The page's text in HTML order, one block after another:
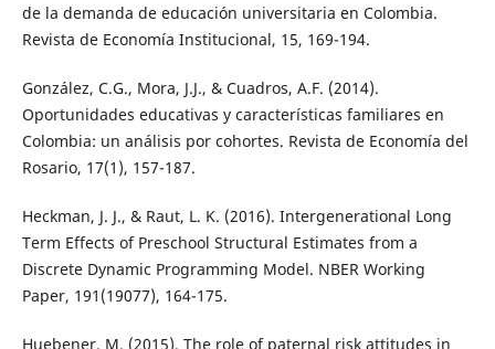
de la demanda de educación universitaria en Colombia.
Revista de Economía Institucional, 15, 169-194.
González, C.G., Mora, J.J., & Cuadros, A.F. (2014).
Oportunidades educativas y características familiares en
Colombia: un análisis por cohortes. Revista de Economía del
Rosario, 17(1), 157-187.
Heckman, J. J., & Raut, L. K. (2016). Intergenerational Long
Term Effects of Preschool Structural Estimates from a
Discrete Dynamic Programming Model. NBER Working
Paper, 191(19077), 164-175.
Huebener, M. (2015). The role of paternal risk attitudes in